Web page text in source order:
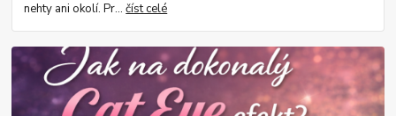
nehty ani okolí. Pr...číst celé